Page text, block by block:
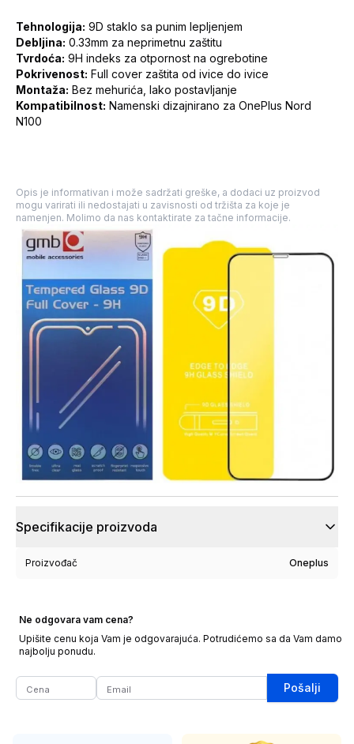
Tehnologija: 9D staklo sa punim lepljenjem
Debljina: 0.33mm za neprimetnu zaštitu
Tvrdoća: 9H indeks za otpornost na ogrebotine
Pokrivenost: Full cover zaštita od ivice do ivice
Montaža: Bez mehurića, lako postavljanje
Kompatibilnost: Namenski dizajnirano za OnePlus Nord
N100
Opis je informativan i može sadržati greške, a dodaci uz proizvod
mogu varirati ili nedostajati u zavisnosti od tržišta za koje je
namenjen. Molimo da nas kontaktirate za tačne informacije.
Specifikacije proizvoda
Proizvođač Oneplus
Ne odgovara vam cena?
Upišite cenu koja Vam je odgovarajuća. Potrudićemo sa da Vam damo
najbolju ponudu.
Pošalji